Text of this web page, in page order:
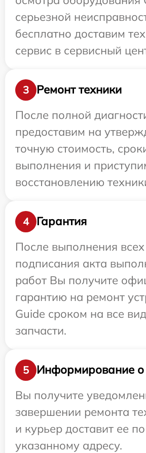
серьезной
бесплатно доставим
сервис в сервисный
3
Ремонт техники
После полной
предоставим на
точную стоимость,
выполнения и
восстановлению
4
Гарантия
После выполнения
подписания акта
работ Вы получите
гарантию на ремонт
Guide сроком на все
запчасти.
5
Информирование о
Вы получите
завершении ремонта
и курьер доставит ее по
указанному адресу.